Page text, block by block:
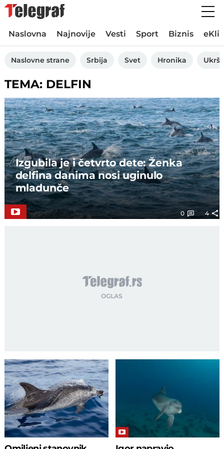
Naslovna Najnovije Vesti Sport Biznis
Naslovne strane Srbija Svet Hronika
TEMA: DELFIN
Izgubila je i četvrto dete: Ženka
delfina danima nosi uginulo
mladunče
0 4